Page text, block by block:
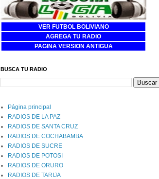
VER FUTBOL BOLIVIANO
AGREGA TU RADIO
PAGINA VERSION ANTIGUA
BUSCA TU RADIO
Página principal
RADIOS DE LA PAZ
RADIOS DE SANTA CRUZ
RADIOS DE COCHABAMBA
RADIOS DE SUCRE
RADIOS DE POTOSI
RADIOS DE ORURO
RADIOS DE TARIJA